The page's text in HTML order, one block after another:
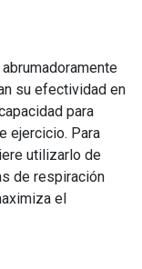
su efectividad en
para
ejercicio. Para
utilizarlo de
de respiración
el